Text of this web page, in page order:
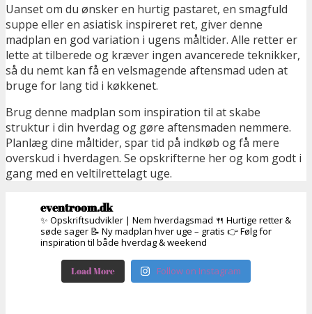
Uanset om du ønsker en hurtig pastaret, en smagfuld
suppe eller en asiatisk inspireret ret, giver denne
madplan en god variation i ugens måltider. Alle retter er
lette at tilberede og kræver ingen avancerede teknikker,
så du nemt kan få en velsmagende aftensmad uden at
bruge for lang tid i køkkenet.
Brug denne madplan som inspiration til at skabe
struktur i din hverdag og gøre aftensmaden nemmere.
Planlæg dine måltider, spar tid på indkøb og få mere
overskud i hverdagen. Se opskrifterne her og kom godt i
gang med en veltilrettelagt uge.
eventroom.dk
✨ Opskriftsudvikler | Nem hverdagsmad 🍴 Hurtige retter &
søde sager 📝 Ny madplan hver uge – gratis 👉 Følg for
inspiration til både hverdag & weekend
Load More Follow on Instagram